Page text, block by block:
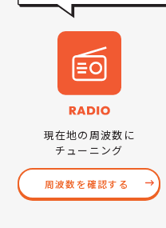
現在地の周波数に
チューニング
周波数を確認する